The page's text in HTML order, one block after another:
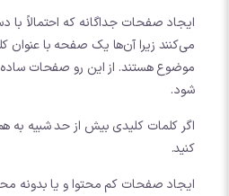
ایجاد صفحات جداگانه که احتمالاً با
می‌کنند زیرا آن‌ها یک صفحه با عنوان
شود.
اگر کلمات کلیدی بیش از حد شبیه به
کنید.
ایجاد صفحات کم محتوا و یا بدونه